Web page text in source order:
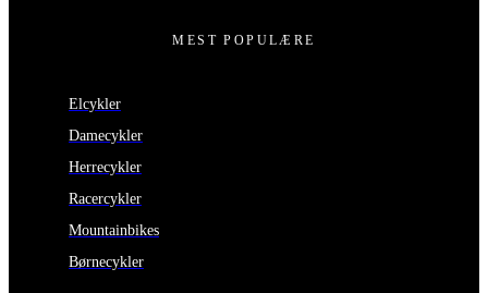
MEST POPULÆRE
Elcykler
Damecykler
Herrecykler
Racercykler
Mountainbikes
Børnecykler